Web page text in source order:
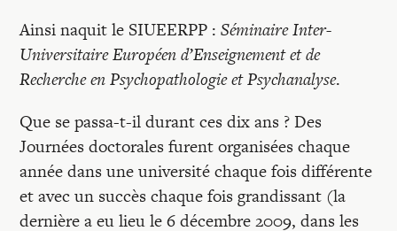
Mon panier
Mon compte
Ainsi naquit le SIUEERPP :Séminaire Inter-
Universitaire Européen d’Enseignement et de
Recherche en Psychopathologie et Psychanalyse.
Que se passa-t-il durant ces dix ans ? Des
Journées doctorales furent organisées chaque
année dans une université chaque fois différente
et avec un succès chaque fois grandissant (la
dernière a eu lieu le 6 décembre 2009, dans les